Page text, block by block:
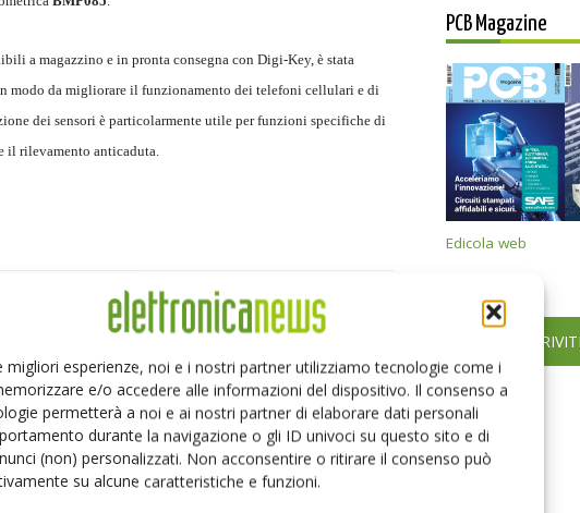
migliori esperienze, noi e i nostri partner utilizziamo tecnologie come i
e/o accedere alle informazioni del dispositivo. Il consenso a
permetterà a noi e ai nostri partner di elaborare dati personali
durante la navigazione o gli ID univoci su questo sito e di
(non) personalizzati. Non acconsentire o ritirare il consenso può
su alcune caratteristiche e funzioni.
a magazzino e in pronta consegna con Digi-Key, è stata
modo da migliorare il funzionamento dei telefoni cellulari e di
dei sensori è particolarmente utile per funzioni specifiche di
il rilevamento anticaduta.
PCB Magazine
Edicola web